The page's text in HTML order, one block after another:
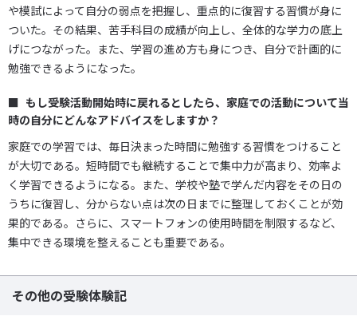
や模試によって自分の弱点を把握し、重点的に復習する習慣が身に
ついた。その結果、苦手科目の成績が向上し、全体的な学力の底上
げにつながった。また、学習の進め方も身につき、自分で計画的に
勉強できるようになった。
もし受験活動開始時に戻れるとしたら、家庭での活動について当
時の自分にどんなアドバイスをしますか？
家庭での学習では、毎日決まった時間に勉強する習慣をつけること
が大切である。短時間でも継続することで集中力が高まり、効率よ
く学習できるようになる。また、学校や塾で学んだ内容をその日の
うちに復習し、分からない点は次の日までに整理しておくことが効
果的である。さらに、スマートフォンの使用時間を制限するなど、
集中できる環境を整えることも重要である。
その他の受験体験記